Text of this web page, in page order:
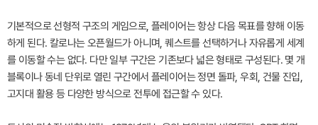
기본적으로 선형적 구조의 게임으로, 플레이어는 항상 다음 목표를 향해 이동
하게 된다. 칼로나는 오픈월드가 아니며, 퀘스트를 선택하거나 자유롭게 세계
를 이동할 수는 없다. 다만 일부 구간은 기존보다 넓은 형태로 구성된다. 몇 개
블록이나 동네 단위로 열린 구간에서 플레이어는 정면 돌파, 우회, 건물 진입,
고지대 활용 등 다양한 방식으로 전투에 접근할 수 있다.